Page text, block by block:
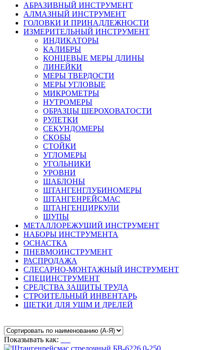
АБРАЗИВНЫЙ ИНСТРУМЕНТ
АЛМАЗНЫЙ ИНСТРУМЕНТ
ГОЛОВКИ И ПРИНАДЛЕЖНОСТИ
ИЗМЕРИТЕЛЬНЫЙ ИНСТРУМЕНТ
ИНДИКАТОРЫ
КАЛИБРЫ
КОНЦЕВЫЕ МЕРЫ ДЛИНЫ
ЛИНЕЙКИ
МЕРЫ ТВЕРДОСТИ
МЕРЫ УГЛОВЫЕ
МИКРОМЕТРЫ
НУТРОМЕРЫ
ОБРАЗЦЫ ШЕРОХОВАТОСТИ
РУЛЕТКИ
СЕКУНДОМЕРЫ
СКОБЫ
СТОЙКИ
УГЛОМЕРЫ
УГОЛЬНИКИ
УРОВНИ
ШАБЛОНЫ
ШТАНГЕНГЛУБИНОМЕРЫ
ШТАНГЕНРЕЙСМАС
ШТАНГЕНЦИРКУЛИ
ЩУПЫ
МЕТАЛЛОРЕЖУЩИЙ ИНСТРУМЕНТ
НАБОРЫ ИНСТРУМЕНТА
ОСНАСТКА
ПНЕВМОИНСТРУМЕНТ
РАСПРОДАЖА
СЛЕСАРНО-МОНТАЖНЫЙ ИНСТРУМЕНТ
СПЕЦИНСТРУМЕНТ
СРЕДСТВА ЗАЩИТЫ ТРУДА
СТРОИТЕЛЬНЫЙ ИНВЕНТАРЬ
ЩЕТКИ ДЛЯ УШМ И ДРЕЛЕЙ
Показывать как: